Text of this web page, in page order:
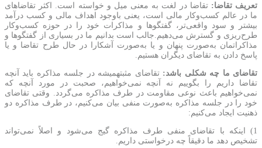
تعریف تقاضا: تقاضا در لغت به معنی میل و خواسته است. اکثر تقاضاهای
ما در عالم کسب‌وکار مالی است، یعنی باوجود اهداف مالی و کسب درآمد
بیشتر و سود واقعی‌تر، گفتگوها و مذاکرات خود را در حوزه کسب‌وکار
طرح‌ریزی و گسترش می‌دهیم.جالب است بدانیم ما در بسیاری از گفتگوها و
مذاکراتمان به‌صورت پنهان و یا به‌صورت آشکارا در حال طرح تقاضا و یا
پاسخ دادن به تقاضای دیگران هستیم.
تقاضای ما چه شکلی باشد: تقاضای مثبتهمیشه در جلسه مذاکره باید آنچه
تقاضا داریم را بگوییم نه آنچه نمی‌خواهیم، صحبت در مورد آنچه که
نمی‌خواهیم باعث نوعی مقاومت در طرف مذاکره می‌گردد. وقتی تقاضای
خود را در جلسه مذاکره به‌صورت منفی بیان می‌کنیم، در طرف مذاکره دو
ذهنیت ایجاد می‌کنیم:
1) اینکه با تقاضای منفی طرف مذاکره گیج می‌شود و اصلاً نمی‌تواند
تشخیص دهد ما دقیقاً چه درخواستی داریم.